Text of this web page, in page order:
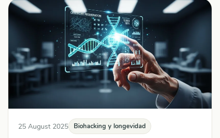
25 August 2025 Biohacking y longevidad